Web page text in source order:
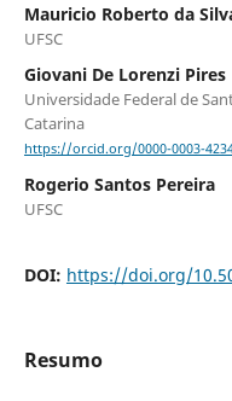
Mauricio Roberto da
UFSC
Giovani De Lorenzi Pires
Universidade Federal de
Catarina
https://orcid.org/0000-0003-
Rogerio Santos Pereira
UFSC
DOI: https://doi.org/
Resumo